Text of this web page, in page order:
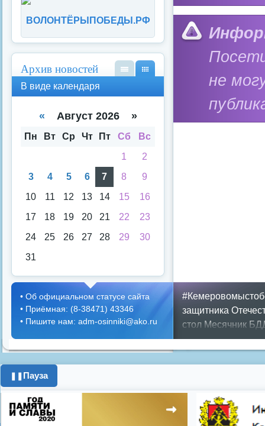
не
ВОЛОНТЁРЫПОБЕДЫ.РФ
Архив новостей
кал
аря
спи
В виде календаря
« Август 2026 »
Пн Вт Ср Чт Пт Сб
Вс
1
2
3
4 5 6 7 8
9
10
11 12 13 14 15
16
17
18 19 20 21 22
23
24
25 26 27 28 29
30
31
защитника
стол Месячник
ЖКХ Положение
граждан
город день города
школьники
Показать все теги
• Об официальном статусе сайта
• Приёмная: (8-38471) 43346
• Пишите нам: adm-osinniki@ako.ru
❚❚ Пауза